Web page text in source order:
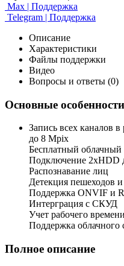
Max | Поддержка
Telegram | Поддержка
Описание
Характеристики
Файлы поддержки
Видео
Вопросы и ответы (0)
Основные особенности
Запись всех каналов
до 8 Mpix
Бесплатный облачный
Подключение 2хHDD
Распознавание лиц
Детекция пешеходов и
Поддержка ONVIF и
Интерграция с СКУД
Учет рабочего
Поддержка облачного
Полное описание